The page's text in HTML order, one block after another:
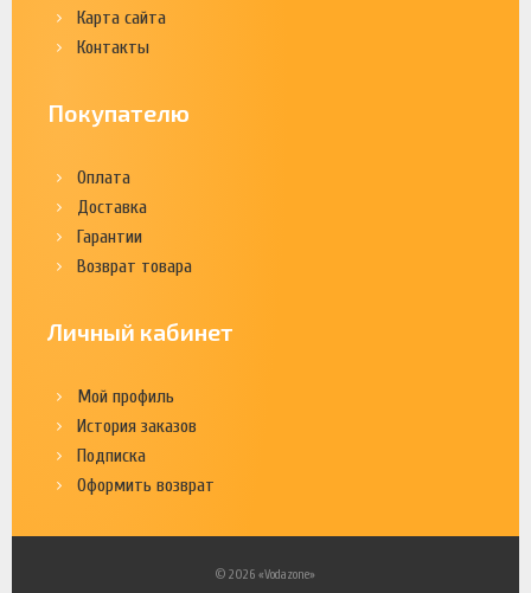
Карта сайта
Контакты
Покупателю
Оплата
Доставка
Гарантии
Возврат товара
Личный кабинет
Мой профиль
История заказов
Подписка
Оформить возврат
© 2026 «Vodazone»